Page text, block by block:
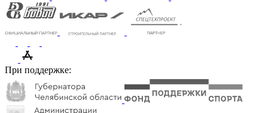
При поддержке: